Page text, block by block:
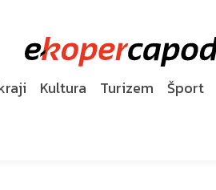
Kultura Turizem Šport